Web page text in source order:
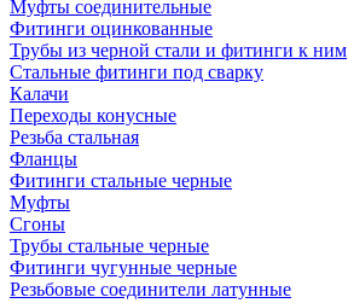
Муфты соединительные
Фитинги оцинкованные
Трубы из черной стали и фитинги к ним
Стальные фитинги под сварку
Калачи
Переходы конусные
Резьба стальная
Фланцы
Фитинги стальные черные
Муфты
Сгоны
Трубы стальные черные
Фитинги чугунные черные
Резьбовые соединители латунные